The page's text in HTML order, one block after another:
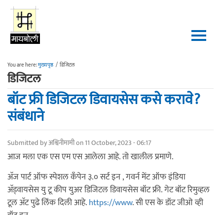
Skip to main content
You are here:मुख्यपृष्ठ / डिजिटल
डिजिटल
बॉट फ्री डिजिटल डिवायसेस कसे करावे?
संबंधाने
Submitted byअश्विनीमामीon 11 October, 2023 - 06:17
आज मला एक एस एम एस आलेला आहे. तो खालील प्रमाणे.
अ‍ॅज पार्ट ऑफ स्पेशल कँपेन ३.० सर्ट इन , गवर्न मेंट ऑफ इंडिया
अ‍ॅड्वायसेस यु टू कीप युअर डिजिटल डिवायसेस बॉट फ्री. गेट बॉट रिमुव्हल
टूल अ‍ॅट पुढे लिंक दिली आहे.https://www. सी एस के डॉट जीओ व्ही